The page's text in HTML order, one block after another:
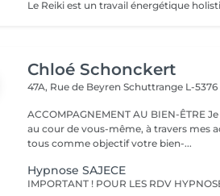
Chloé Schonckert
47A, Rue de BeyrenSchuttrange L-5376
ACCOMPAGNEMENT AU BIEN-ÊTRE Je vous invite pour un voyage
au cour de vous-même, à travers mes
tous comme objectif votre bien-...
Hypnose SAJECE